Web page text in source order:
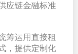
应链金融标准
筹运用直接租
，提供定制化